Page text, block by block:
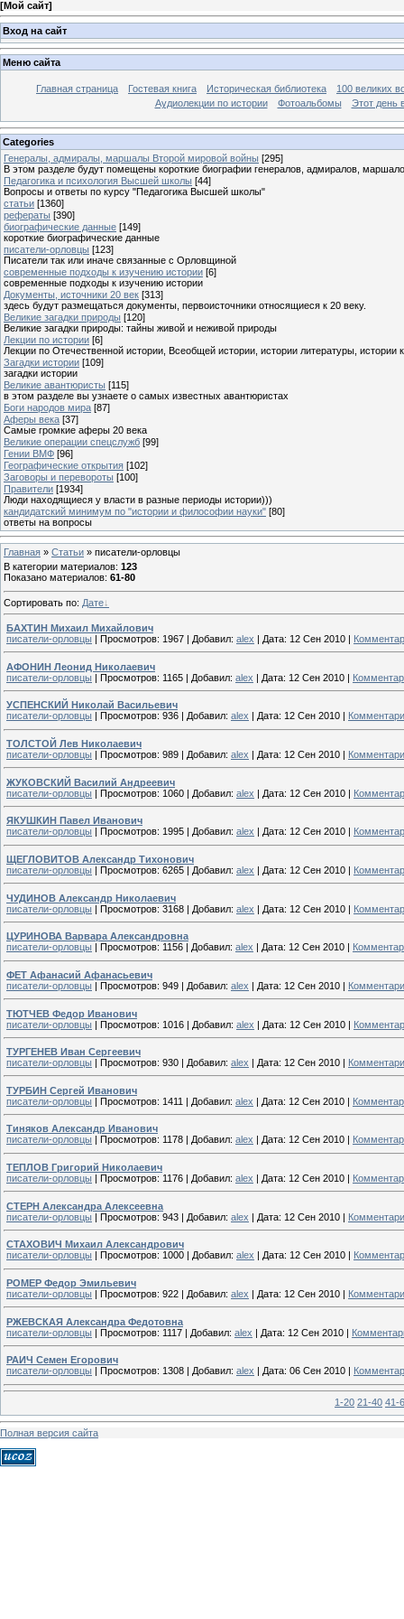
[Мой сайт]
Вход на сайт
Меню сайта
Главная страница Гостевая книга Историческая библиотека
100 великих
Аудиолекции по истории
Фотоальбомы Этот день
Categories
Генералы, адмиралы, маршалы Второй мировой войны [295]
В этом разделе будут помещены короткие биографии генералов, адмиралов,
Педагогика и психология Высшей школы [44]
Вопросы и ответы по курсу "Педагогика Высшей школы"
статьи [1360]
рефераты [390]
биографические данные [149]
короткие биографические данные
писатели-орловцы [123]
Писатели так или иначе связанные с Орловщиной
современные подходы к изучению истории [6]
современные подходы к изучению истории
Документы, источники 20 век [313]
здесь будут размещаться документы, первоисточники относящиеся к 20 веку.
Великие загадки природы [120]
Великие загадки природы: тайны живой и неживой природы
Лекции по истории [6]
Лекции по Отечественной истории, Всеобщей истории, истории литературы, истории
Загадки истории [109]
загадки истории
Великие авантюристы [115]
в этом разделе вы узнаете о самых известных авантюристах
Боги народов мира [87]
Аферы века [37]
Самые громкие аферы 20 века
Великие операции спецслужб [99]
Гении ВМФ [96]
Географические открытия [102]
Заговоры и перевороты [100]
Правители [1934]
Люди находящиеся у власти в разные периоды истории)))
кандидатский минимум по "истории и философии науки" [80]
ответы на вопросы
Главная » Статьи » писатели-орловцы
В категории материалов: 123
Показано материалов: 61-80
Сортировать по: Дате
БАХТИН Михаил Михайлович
писатели-орловцы | Просмотров: 1967 | Добавил: alex | Дата: 12 Сен 2010 |
АФОНИН Леонид Николаевич
писатели-орловцы | Просмотров: 1165 | Добавил: alex | Дата: 12 Сен 2010 |
УСПЕНСКИЙ Николай Васильевич
писатели-орловцы
Просмотров: 936 Добавил: alex Дата: 12 Сен 2010
ТОЛСТОЙ Лев Николаевич
писатели-орловцы | Просмотров: 989 | Добавил: alex | Дата: 12 Сен 2010 |
ЖУКОВСКИЙ Василий Андреевич
писатели-орловцы | Просмотров: 1060 | Добавил: alex | Дата: 12 Сен 2010 |
ЯКУШКИН Павел Иванович
писатели-орловцы
Просмотров: 1995 Добавил: alex Дата: 12 Сен 2010
ЩЕГЛОВИТОВ Александр Тихонович
писатели-орловцы | Просмотров: 6265 | Добавил: alex | Дата: 12 Сен 2010 |
ЧУДИНОВ Александр Николаевич
писатели-орловцы | Просмотров: 3168 | Добавил: alex | Дата: 12 Сен 2010 |
ЦУРИНОВА Варвара Александровна
писатели-орловцы | Просмотров: 1156 | Добавил: alex | Дата: 12 Сен 2010 |
ФЕТ Афанасий Афанасьевич
писатели-орловцы | Просмотров: 949 | Добавил: alex | Дата: 12 Сен 2010 |
ТЮТЧЕВ Федор Иванович
писатели-орловцы | Просмотров: 1016 | Добавил: alex | Дата: 12 Сен 2010 |
ТУРГЕНЕВ Иван Сергеевич
писатели-орловцы | Просмотров: 930 | Добавил: alex | Дата: 12 Сен 2010 |
ТУРБИН Сергей Иванович
писатели-орловцы | Просмотров: 1411 | Добавил: alex | Дата: 12 Сен 2010 |
Тиняков Александр Иванович
писатели-орловцы
Просмотров: 1178 Добавил: alex Дата: 12 Сен 2010
ТЕПЛОВ Григорий Николаевич
писатели-орловцы | Просмотров: 1176 | Добавил: alex | Дата: 12 Сен 2010 |
СТЕРН Александра Алексеевна
писатели-орловцы | Просмотров: 943 | Добавил: alex | Дата: 12 Сен 2010 |
СТАХОВИЧ Михаил Александрович
писатели-орловцы
Просмотров: 1000 Добавил: alex Дата: 12 Сен 2010
РОМЕР Федор Эмильевич
писатели-орловцы | Просмотров: 922 | Добавил: alex | Дата: 12 Сен 2010 |
РЖЕВСКАЯ Александра Федотовна
писатели-орловцы | Просмотров: 1117 | Добавил: alex | Дата: 12 Сен 2010 |
РАИЧ Семен Егорович
писатели-орловцы
Просмотров: 1308 Добавил: alex Дата: 06 Сен 2010
1-20 21-40 41-
Полная версия сайта